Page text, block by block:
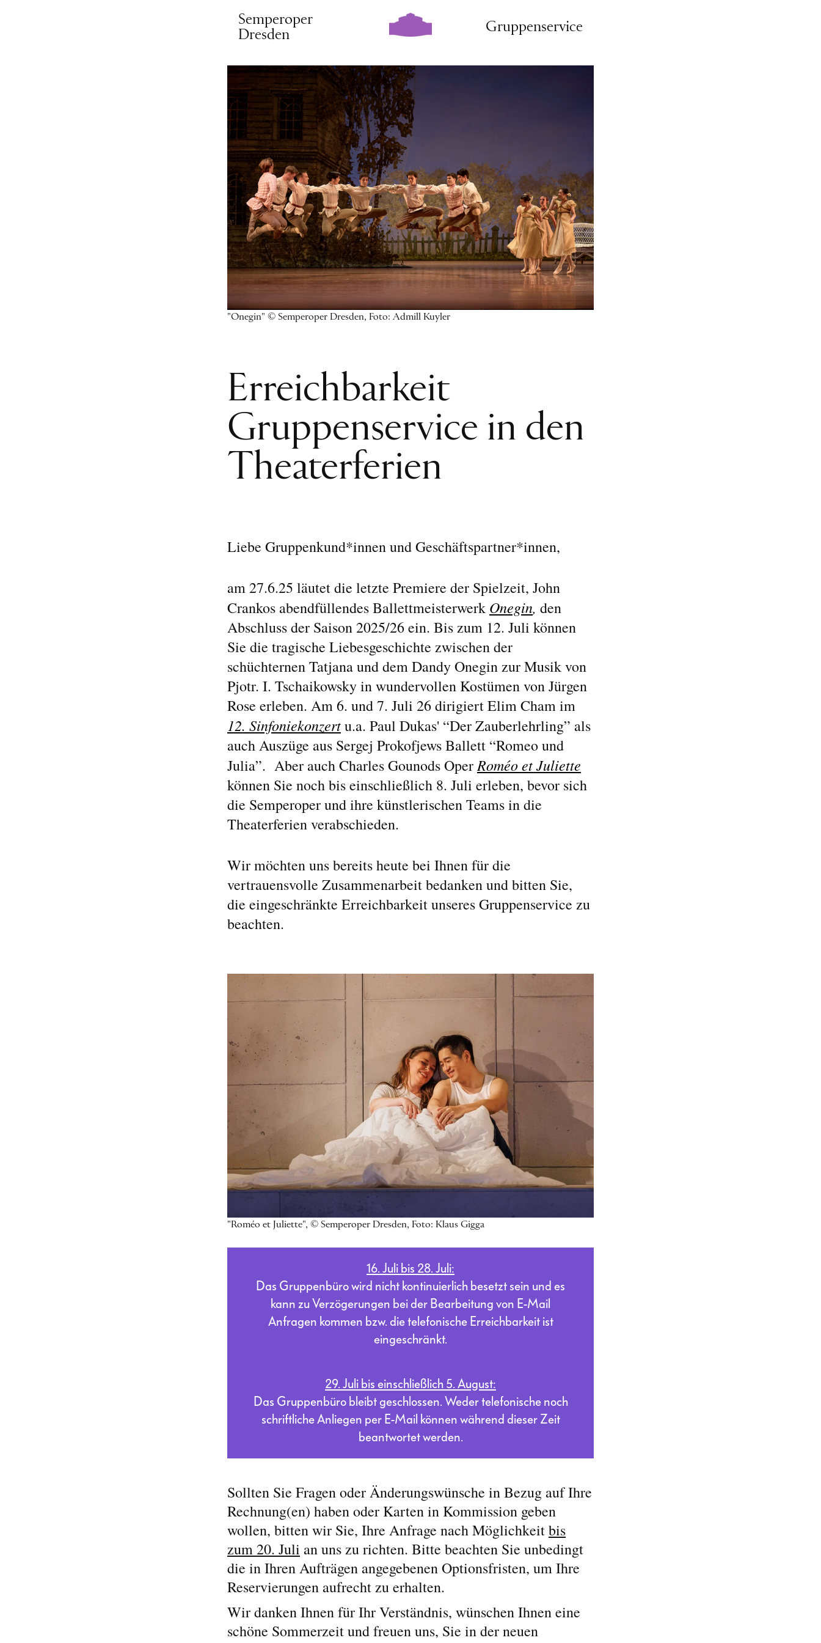
Semperoper
Dresden
Gruppenservice
"Onegin" © Semperoper Dresden, Foto: Admill Kuyler
Erreichbarkeit
Gruppenservice in den
Theaterferien
Liebe Gruppenkund*innen und Geschäftspartner*innen,
am 27.6.25 läutet die letzte Premiere der Spielzeit, John
Crankos abendfüllendes Ballettmeisterwerk Onegin, den
Abschluss der Saison 2025/26 ein. Bis zum 12. Juli können
Sie die tragische Liebesgeschichte zwischen der
schüchternen Tatjana und dem Dandy Onegin zur Musik von
Pjotr. I. Tschaikowsky in wundervollen Kostümen von Jürgen
Rose erleben. Am 6. und 7. Juli 26 dirigiert Elim Cham im
12. Sinfoniekonzertu.a. Paul Dukas' “Der Zauberlehrling” als
auch Auszüge aus Sergej Prokofjews Ballett “Romeo und
Julia”. Aber auch Charles Gounods OperRoméo et Juliette
können Sie noch bis einschließlich 8. Juli erleben, bevor sich
die Semperoper und ihre künstlerischen Teams in die
Theaterferien verabschieden.
Wir möchten uns bereits heute bei Ihnen für die
vertrauensvolle Zusammenarbeit bedanken und bitten Sie,
die eingeschränkte Erreichbarkeit unseres Gruppenservice zu
beachten.
"Roméo et Juliette", © Semperoper Dresden, Foto: Klaus Gigga
16. Juli bis 28. Juli:
Das Gruppenbüro wird nicht kontinuierlich besetzt sein und es
kann zu Verzögerungen bei der Bearbeitung von E-Mail
Anfragen kommen bzw. die telefonische Erreichbarkeit ist
eingeschränkt.
29. Juli bis einschließlich 5. August:
Das Gruppenbüro bleibt geschlossen. Weder telefonische noch
schriftliche Anliegen per E-Mail können während dieser Zeit
beantwortet werden.
Sollten Sie Fragen oder Änderungswünsche in Bezug auf Ihre
Rechnung(en) haben oder Karten in Kommission geben
wollen, bitten wir Sie, Ihre Anfrage nach Möglichkeitbis
zum 20. Juli an uns zu richten. Bitte beachten Sie unbedingt
die in Ihren Aufträgen angegebenen Optionsfristen, um Ihre
Reservierungen aufrecht zu erhalten.
Wir danken Ihnen für Ihr Verständnis, wünschen Ihnen eine
schöne Sommerzeit und freuen uns, Sie in der neuen